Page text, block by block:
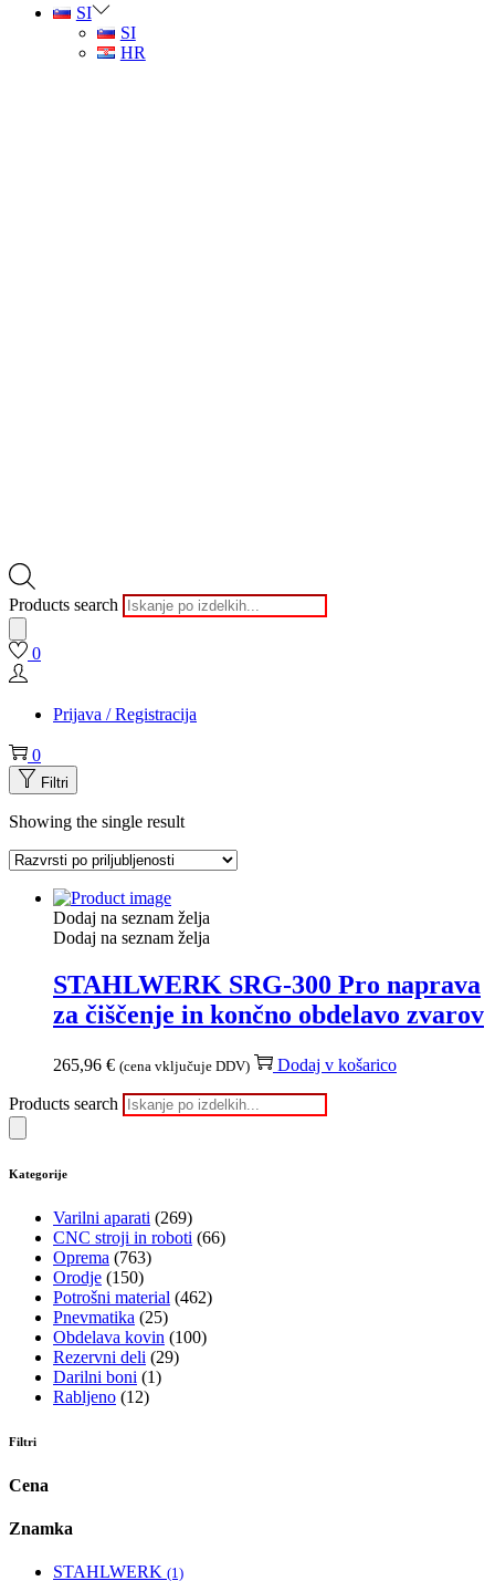
SI
SI
HR
Products search
0
Prijava / Registracija
0
Filtri
Showing the single result
Dodaj na seznam želja
Dodaj na seznam želja
STAHLWERK SRG-300 Pro naprava
za čiščenje in končno obdelavo zvarov
265,96 € (cena vključuje DDV) Dodaj v košarico
Products search
Kategorije
Varilni aparati (269)
CNC stroji in roboti (66)
Oprema (763)
Orodje (150)
Potrošni material (462)
Pnevmatika (25)
Obdelava kovin (100)
Rezervni deli (29)
Darilni boni (1)
Rabljeno (12)
Filtri
Cena
Znamka
STAHLWERK (1)